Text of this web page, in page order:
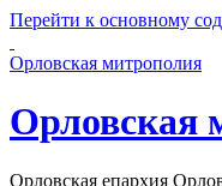
Перейти к основному
Орловская митрополия
Орловская
Орловская епархия